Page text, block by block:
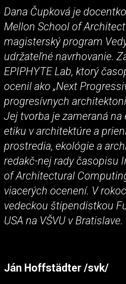
Dana Čupková je
Mellon School of
magisterský program
udržateľné navrhovanie.
EPIPHYTE Lab, ktorý
ocenil ako „Next
progresívnych
Jej tvorba je zameraná
etiku v architektúre a
prostredia, ekológie a
redakč-nej rady časopisu
of Architectural
viacerých ocenení. V
vedeckou štipendistkou
USA na VŠVU v Bratislave.
Ján Hoffstädter /svk/